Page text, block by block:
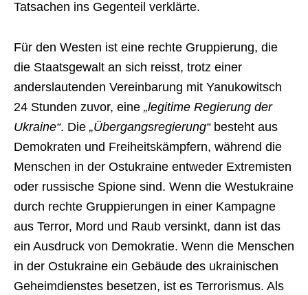
Tatsachen ins Gegenteil verklärte.
Für den Westen ist eine rechte Gruppierung, die
die Staatsgewalt an sich reisst, trotz einer
anderslautenden Vereinbarung mit Yanukowitsch
24 Stunden zuvor, eine „legitime Regierung der
Ukraine“. Die „Übergangsregierung“besteht aus
Demokraten und Freiheitskämpfern, während die
Menschen in der Ostukraine entweder Extremisten
oder russische Spione sind. Wenn die Westukraine
durch rechte Gruppierungen in einer Kampagne
aus Terror, Mord und Raub versinkt, dann ist das
ein Ausdruck von Demokratie. Wenn die Menschen
in der Ostukraine ein Gebäude des ukrainischen
Geheimdienstes besetzen, ist es Terrorismus. Als